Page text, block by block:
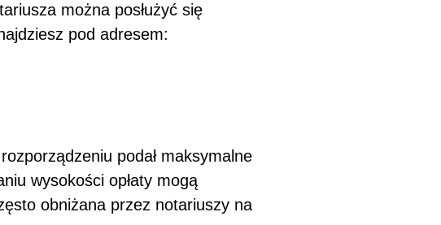
można posłużyć się
pod adresem:
podał maksymalne
wysokości opłaty mogą
obniżana przez notariuszy na